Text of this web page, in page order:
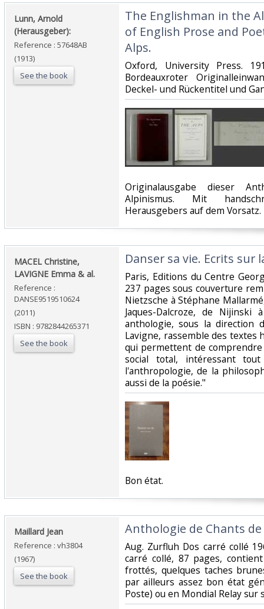
‎Lunn, Arnold
(Herausgeber):‎
Reference : 57648AB
(1913)
See the book
‎The Englishman in the
of English Prose and
Alps.‎
‎Oxford, University Press.
Bordeauxroter
Deckel- und Rückentitel und
‎Originalausgabe dieser
Alpinismus. Mit
Herausgebers auf dem
‎MACEL Christine,
LAVIGNE Emma & al.‎
Reference :
DANSE9519510624
(2011)
ISBN : 9782844265371
See the book
‎Danser sa vie. Ecrits sur
‎Paris, Editions du Centre
237 pages sous couverture
Nietzsche à Stéphane
Jaques-Dalcroze, de Nijinski
anthologie, sous la direction
Lavigne, rassemble des textes
qui permettent de
social total, intéressant
l'anthropologie, de la
aussi de la poésie."‎
‎Bon état.‎
‎Maillard Jean‎
Reference : vh3804
(1967)
See the book
‎Anthologie de Chants
‎Aug. Zurfluh Dos carré collé
carré collé, 87 pages,
frottés, quelques taches
par ailleurs assez bon état
Poste) ou en Mondial Relay sur